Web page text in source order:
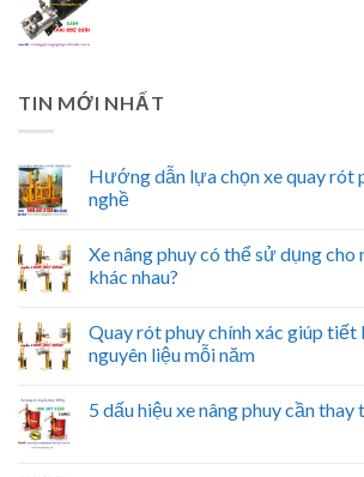
TIN MỚI NHẤT
Hướng dẫn lựa chọn xe quay rót
nghề
Xe nâng phuy có thể sử dụng cho
khác nhau?
Quay rót phuy chính xác giúp
nguyên liệu mỗi năm
5 dấu hiệu xe nâng phuy cần thay